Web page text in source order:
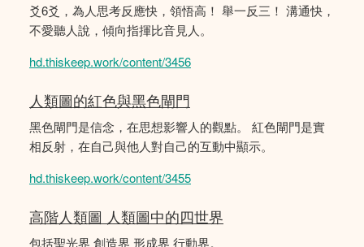
爻6爻，為人思考反應快，領悟高！ 舉一反三！ 溝通快，
不愛聽人說，傾向指揮比音見人。
hd.thiskeep.work/content/3456
人類圖的紅色與黑色閘門
黑色閘門是信念，在思想影響人的觀點。 紅色閘門是實
相反射，在自己與他人對自己的互動中顯示。
hd.thiskeep.work/content/3455
高階人類圖 人類圖中的四世界
包括聖光界 創造界 形成界 行動界。